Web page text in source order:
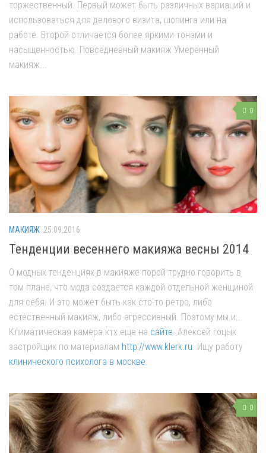
торжественный. Первый может быть различных вариаций и
использоваться для делового визита, шопинга или на
работе. Второй отличается более яркими тонами и
насыщенностью. Повседневный макияж Умеренный
макияж...
0
МАКИЯЖ 25.09.2016
Тенденции весеннего макияжа весны 2014
О модных тенденциях в макияже порой трудно говорить в
том плане, что мода создается каждой отдельной женщиной
для себя. И это может быть как сто-то ретро, либо
естественный макияж, либо агрессивный. Поэтому мы и...
Климатическая камера ктх еще на сайте. Алексей гоцык
застройщик по материалам http://www.klerk.ru. Ищу работу
клинического психолога в москве.
0